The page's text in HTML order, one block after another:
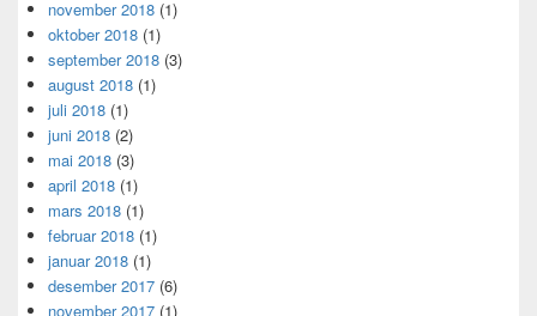
november 2018 (1)
oktober 2018 (1)
september 2018 (3)
august 2018 (1)
juli 2018 (1)
juni 2018 (2)
mai 2018 (3)
april 2018 (1)
mars 2018 (1)
februar 2018 (1)
januar 2018 (1)
desember 2017 (6)
november 2017 (1)